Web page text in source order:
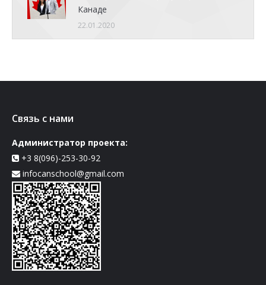
Канаде
22.01.2020
Связь с нами
Администратор проекта:
+3 8(096)-253-30-92
infocanschool@gmail.com